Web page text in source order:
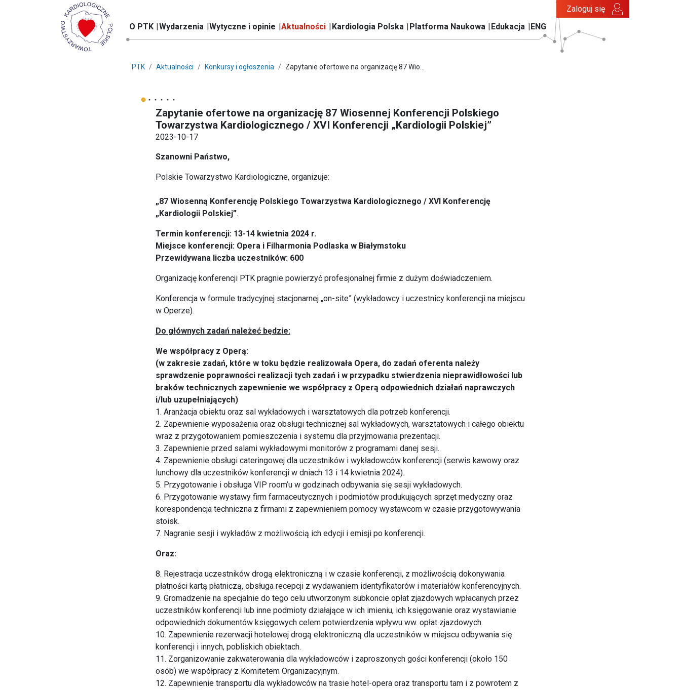
O PTK Wydarzenia Wytyczne i opinie Aktualności Kardiologia Polska Platforma Naukowa Edukacja ENG
Zaloguj się
PTK Aktualności Konkursy i ogłoszenia Zapytanie ofertowe na organizację 87 Wio...
Zapytanie ofertowe na organizację 87 Wiosennej Konferencji Polskiego
Towarzystwa Kardiologicznego / XVI Konferencji „Kardiologii Polskiej”
2023-10-17
Szanowni Państwo,
Polskie Towarzystwo Kardiologiczne, organizuje:
„87 Wiosenną Konferencję Polskiego Towarzystwa Kardiologicznego / XVI Konferencję
„Kardiologii Polskiej”.
Termin konferencji: 13-14 kwietnia 2024 r.
Miejsce konferencji: Opera i Filharmonia Podlaska w Białymstoku
Przewidywana liczba uczestników: 600
Organizację konferencji PTK pragnie powierzyć profesjonalnej firmie z dużym doświadczeniem.
Konferencja w formule tradycyjnej stacjonarnej „on-site” (wykładowcy i uczestnicy konferencji na miejscu
w Operze).
Do głównych zadań należeć będzie:
We współpracy z Operą:
(w zakresie zadań, które w toku będzie realizowała Opera, do zadań oferenta należy
sprawdzenie poprawności realizacji tych zadań i w przypadku stwierdzenia nieprawidłowości lub
braków technicznych zapewnienie we współpracy z Operą odpowiednich działań naprawczych
i/lub uzupełniających)
1. Aranżacja obiektu oraz sal wykładowych i warsztatowych dla potrzeb konferencji.
2. Zapewnienie wyposażenia oraz obsługi technicznej sal wykładowych, warsztatowych i całego obiektu
wraz z przygotowaniem pomieszczenia i systemu dla przyjmowania prezentacji.
3. Zapewnienie przed salami wykładowymi monitorów z programami danej sesji.
4. Zapewnienie obsługi cateringowej dla uczestników i wykładowców konferencji (serwis kawowy oraz
lunchowy dla uczestników konferencji w dniach 13 i 14 kwietnia 2024).
5. Przygotowanie i obsługa VIP room’u w godzinach odbywania się sesji wykładowych.
6. Przygotowanie wystawy firm farmaceutycznych i podmiotów produkujących sprzęt medyczny oraz
korespondencja techniczna z firmami z zapewnieniem pomocy wystawcom w czasie przygotowywania
stoisk.
7. Nagranie sesji i wykładów z możliwością ich edycji i emisji po konferencji.
Oraz:
8. Rejestracja uczestników drogą elektroniczną i w czasie konferencji, z możliwością dokonywania
płatności kartą płatniczą, obsługa recepcji z wydawaniem identyfikatorów i materiałów konferencyjnych.
9. Gromadzenie na specjalnie do tego celu utworzonym subkoncie opłat zjazdowych wpłacanych przez
uczestników konferencji lub inne podmioty działające w ich imieniu, ich księgowanie oraz wystawianie
odpowiednich dokumentów księgowych celem potwierdzenia wpływu ww. opłat zjazdowych.
10. Zapewnienie rezerwacji hotelowej drogą elektroniczną dla uczestników w miejscu odbywania się
konferencji i innych, pobliskich obiektach.
11. Zorganizowanie zakwaterowania dla wykładowców i zaproszonych gości konferencji (około 150
osób) we współpracy z Komitetem Organizacyjnym.
12. Zapewnienie transportu dla wykładowców na trasie hotel-opera oraz transportu tam i z powrotem z